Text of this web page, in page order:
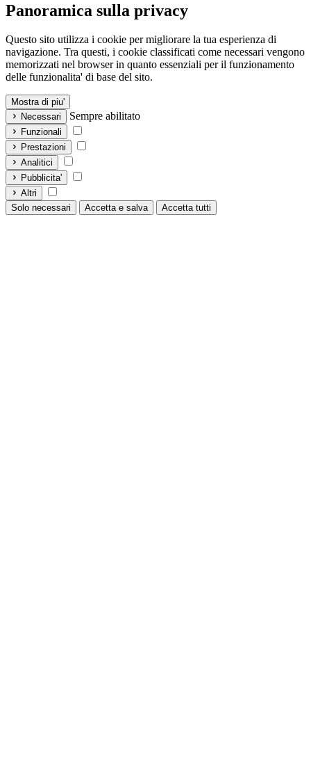
Panoramica sulla privacy
Questo sito utilizza i cookie per migliorare la tua esperienza di
navigazione. Tra questi, i cookie classificati come necessari vengono
memorizzati nel browser in quanto essenziali per il funzionamento
delle funzionalita' di base del sito.
Mostra di piu'
Necessari
Sempre abilitato
Funzionali
Prestazioni
Analitici
Pubblicita'
Altri
Solo necessari
Accetta e salva Accetta tutti